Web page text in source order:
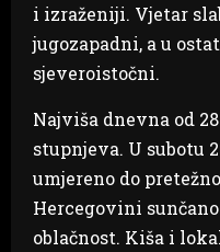
i izraženiji. Vjetar
jugozapadni, a u
sjeveroistočni.
Najviša dnevna od
stupnjeva. U subotu
umjereno do
Hercegovini
oblačnost. Kiša i